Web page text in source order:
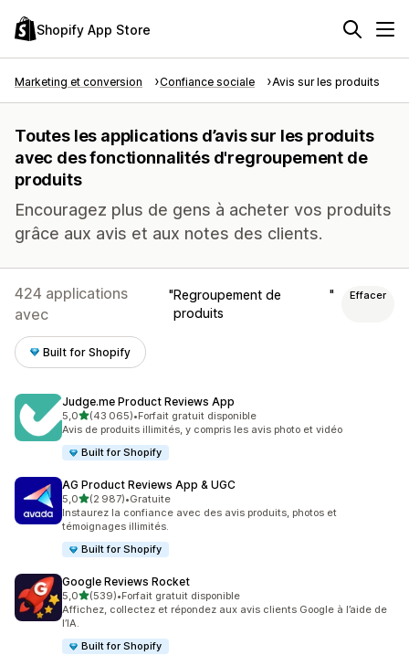
Shopify App Store
Marketing et conversion Confiance sociale Avis sur les produits
Toutes les applications d’avis sur les produits
avec des fonctionnalités d'regroupement de
produits
Encouragez plus de gens à acheter vos produits
grâce aux avis et aux notes des clients.
424 applications
avec
Regroupement de
produits
Effacer
Built for Shopify
Judge.me Product Reviews App
5,0étoile(s) sur 5
(43 065)
43065 avis au total
•Forfait gratuit disponible
Avis de produits illimités, y compris les avis photo et vidéo
Built for Shopify
AG Product Reviews App & UGC
5,0étoile(s) sur 5
(2 987)
2987 avis au total
•Gratuite
Instaurez la confiance avec des avis produits, photos et
témoignages illimités.
Built for Shopify
Google Reviews Rocket
5,0étoile(s) sur 5
(539)
539 avis au total
•Forfait gratuit disponible
Affichez, collectez et répondez aux avis clients Google à l’aide de
l’IA.
Built for Shopify